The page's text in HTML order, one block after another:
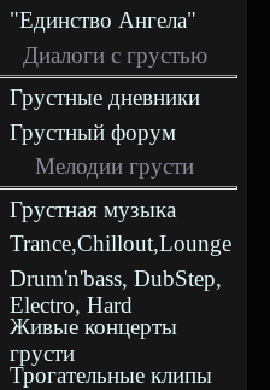
"Единство Ангела"
Диалоги с грустью
Грустные дневники
Грустный форум
Мелодии грусти
Грустная музыка
Trance,Chillout,Lounge
Drum'n'bass, DubStep,
Electro, Hard
Живые концерты
грусти
Трогательные клипы